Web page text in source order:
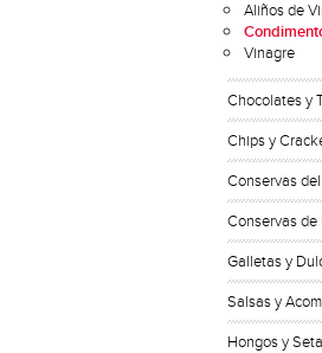
Aliños de
Vinagre
Chocolates y
Chips y
Conservas
Conservas de
Galletas y
Salsas y
Hongos y